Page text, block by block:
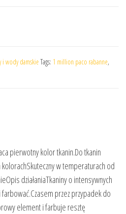
i wody damskie Tags: 1 million paco rabanne,
pierwotny kolor tkanin.Do tkanin
kolorachSkuteczny w temperaturach od
działaniaTkaniny o intensywnych
przez przypadek do
element i farbuje resztę